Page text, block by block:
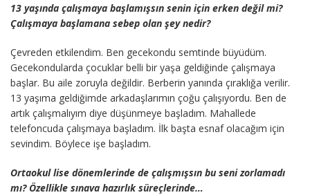
13 yaşında çalışmaya başlamışsın senin için erken değil mi?
Çalışmaya başlamana sebep olan şey nedir?
Çevreden etkilendim. Ben gecekondu semtinde büyüdüm.
Gecekondularda çocuklar belli bir yaşa geldiğinde çalışmaya
başlar. Bu aile zoruyla değildir. Berberin yanında çıraklığa verilir.
13 yaşıma geldiğimde arkadaşlarımın çoğu çalışıyordu. Ben de
artık çalışmalıyım diye düşünmeye başladım. Mahallede
telefoncuda çalışmaya başladım. İlk başta esnaf olacağım için
sevindim. Böylece işe başladım.
Ortaokul lise dönemlerinde de çalışmışsın bu seni zorlamadı
mı? Özellikle sınava hazırlık süreçlerinde…